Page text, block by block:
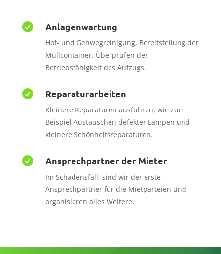
 Anlagenwartung
Hof- und Gehwegreinigung, Bereitstellung der
Müllcontainer. Überprüfen der
Betriebsfähigkeitdes Aufzugs.
 Reparaturarbeiten
Kleinere Reparaturen ausführen, wie zum
Beispiel Austauschen defekter Lampen und
kleinere Schönheitsreparaturen.
 Ansprechpartner der Mieter
Im Schadensfall, sind wir der erste
Ansprechpartner für die Mietparteien und
organisieren alles Weitere.